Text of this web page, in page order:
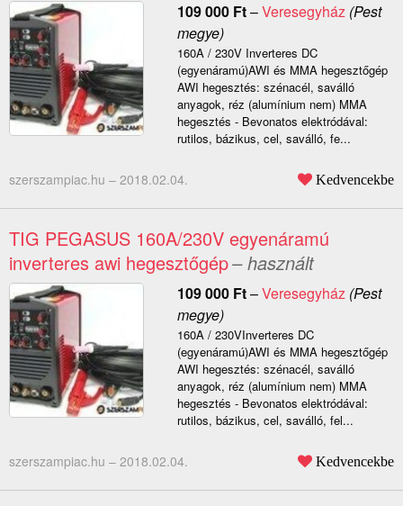
109 000 Ft–Veresegyház(Pest
megye)
160A / 230V Inverteres DC
(egyenáramú)AWI és MMA hegesztőgép
AWI hegesztés: szénacél, saválló
anyagok, réz (alumínium nem) MMA
hegesztés - Bevonatos elektródával:
rutilos, bázikus, cel, saválló, fe...
szerszampiac.hu – 2018.02.04. Kedvencekbe
TIG PEGASUS 160A/230V egyenáramú
inverteres awi hegesztőgép– használt
109 000 Ft–Veresegyház(Pest
megye)
160A / 230VInverteres DC
(egyenáramú)AWI és MMA hegesztőgép
AWI hegesztés: szénacél, saválló
anyagok, réz (alumínium nem) MMA
hegesztés - Bevonatos elektródával:
rutilos, bázikus, cel, saválló, fel...
szerszampiac.hu – 2018.02.04. Kedvencekbe